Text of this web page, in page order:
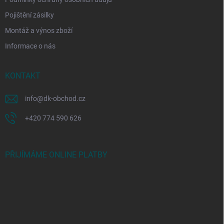
Pojištění zásilky
Montáž a výnos zboží
Informace o nás
KONTAKT
info@dk-obchod.cz
+420 774 590 626
PŘIJÍMÁME ONLINE PLATBY